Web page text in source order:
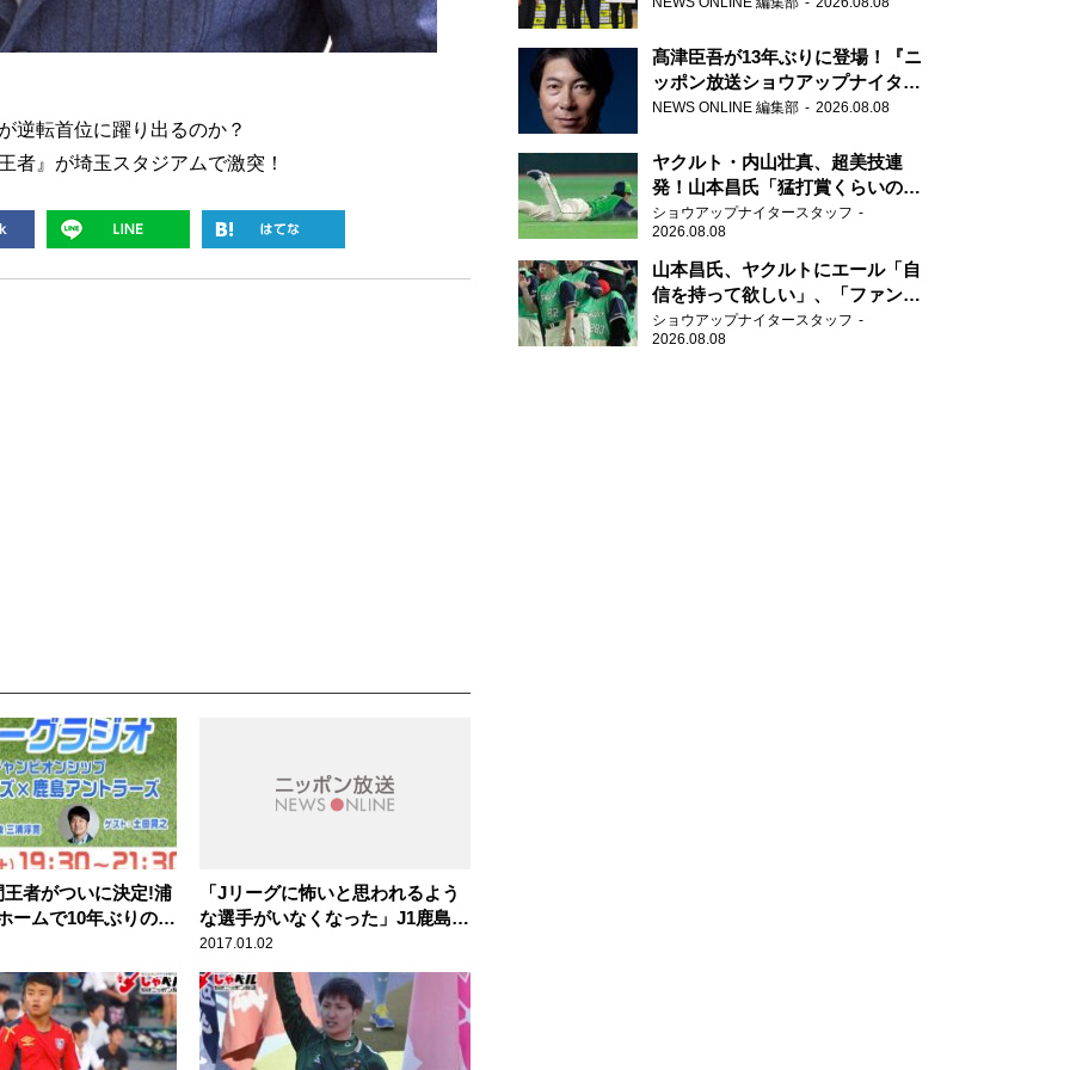
逆転首位に躍り出るのか？
者』が埼玉スタジアムで激突！
者がついに決定!浦
ームで10年ぶりの悲
「Jリーグに怖いと思われるよう
な選手がいなくなった」J1鹿島ア
ントラーズMF・小笠原満男(37
歳)スポーツ人間模様
2017.01.02
髙津臣吾が13年ぶりに登場！『ニ
ッポン放送ショウアップナイタ
ー』
NEWS ONLINE 編集部 2026.08.08
ヤクルト・内山壮真、超美技連
発！山本昌氏「猛打賞くらいの価
値」
ショウアップナイタースタッフ
2026.08.08
山本昌氏、ヤクルトにエール「自
信を持って欲しい」、「ファンの
方も毎日応援してくれています」
ショウアップナイタースタッフ
2026.08.08